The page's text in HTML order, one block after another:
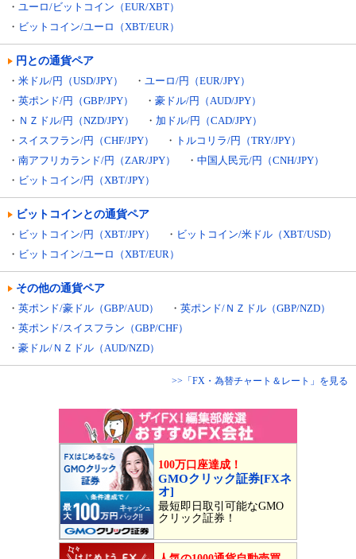
・ ユーロ/ビットコイン（EUR/XBT）
・ ビットコイン/ユーロ（XBT/EUR）
円との通貨ペア
・ 米ドル/円（USD/JPY） ・ ユーロ/円（EUR/JPY）
・ 英ポンド/円（GBP/JPY） ・ 豪ドル/円（AUD/JPY）
・ ＮＺドル/円（NZD/JPY） ・ 加ドル/円（CAD/JPY）
・ スイスフラン/円（CHF/JPY） ・ トルコリラ/円（TRY/JPY）
・ 南アフリカランド/円（ZAR/JPY） ・ 中国人民元/円（CNH/JPY）
・ ビットコイン/円（XBT/JPY）
ビットコインとの通貨ペア
・ ビットコイン/円（XBT/JPY） ・ ビットコイン/米ドル（XBT/USD）
・ ビットコイン/ユーロ（XBT/EUR）
その他の通貨ペア
・ 英ポンド/豪ドル（GBP/AUD） ・ 英ポンド/ＮＺドル（GBP/NZD）
・ 英ポンド/スイスフラン（GBP/CHF）
・ 豪ドル/ＮＺドル（AUD/NZD）
>>「FX・為替チャート＆レート」を見る
100万口座達成！
GMOクリック証券[FXネ
オ]
最短即日取引可能なGMO
クリック証券！